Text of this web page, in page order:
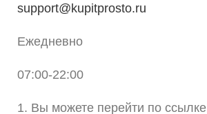
support@kupitprosto.ru
Ежедневно
07:00-22:00
1. Вы можете перейти по